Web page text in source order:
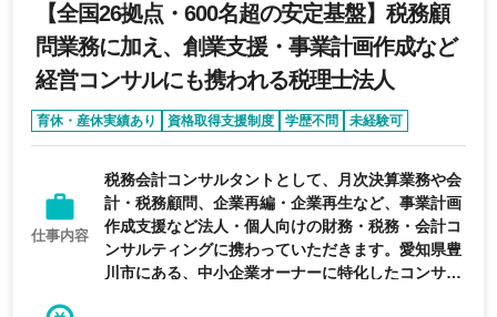
【全国26拠点・600名超の安定基盤】税務顧
問業務に加え、創業支援・事業計画作成など
経営コンサルにも携われる税理士法人
育休・産休実績あり 資格取得支援制度 学歴不問
未経験可
第二新卒歓迎
仕事内容
税務会計コンサルタントとして、月次決算業務や会
計・税務顧問、企業再編・企業再生など、事業計画
作成支援など法人・個人向けの財務・税務・会計コ
ンサルティングに携わっていただきます。愛知県豊
川市にある、中小企業オーナーに特化したコンサル